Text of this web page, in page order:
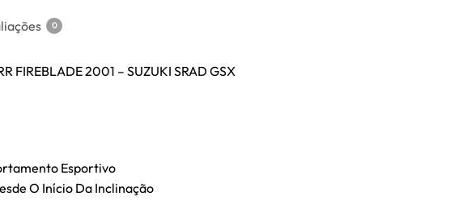
0
FIREBLADE 2001 – SUZUKI SRAD GSX
Esportivo
O Início Da Inclinação